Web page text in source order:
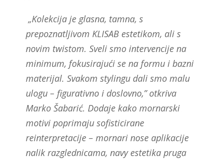
„Kolekcija je glasna, tamna, s
prepoznatljivom KLISAB estetikom, ali s
novim twistom. Sveli smo intervencije na
minimum, fokusirajući se na formu i bazni
materijal. Svakom stylingu dali smo malu
ulogu – figurativno i doslovno,” otkriva
Marko Šabarić. Dodaje kako mornarski
motivi poprimaju sofisticirane
reinterpretacije – mornari nose aplikacije
nalik razglednicama, navy estetika pruga